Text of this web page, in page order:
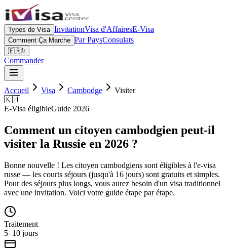
Types de Visa InvitationVisa d'AffairesE-Visa
Comment Ça Marche Par PaysConsulats
🇫🇷fr
Commander
Accueil Visa Cambodge
Visiter
🇰🇭
E-Visa éligibleGuide 2026
Comment un citoyen cambodgien peut-il
visiter la Russie en 2026 ?
Bonne nouvelle ! Les citoyen cambodgiens sont éligibles à l'e-visa
russe — les courts séjours (jusqu'à 16 jours) sont gratuits et simples.
Pour des séjours plus longs, vous aurez besoin d'un visa traditionnel
avec une invitation. Voici votre guide étape par étape.
Traitement
5–10 jours